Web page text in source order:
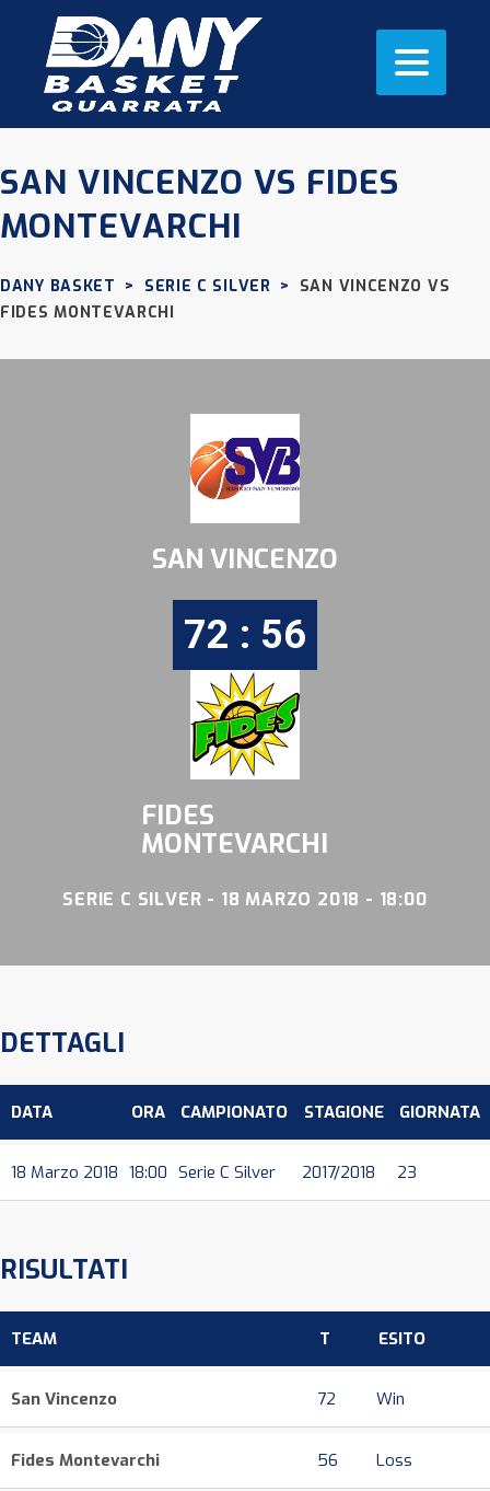
SAN VINCENZO VS FIDES
MONTEVARCHI
DANY BASKET > SERIE C SILVER >
SAN VINCENZO VS
FIDES MONTEVARCHI
SAN VINCENZO
72 : 56
FIDES
MONTEVARCHI
SERIE C SILVER - 18 MARZO 2018 - 18:00
DETTAGLI
DATA ORA CAMPIONATO STAGIONE GIORNATA
18 Marzo 2018 18:00 Serie C Silver 2017/2018 23
RISULTATI
TEAM T ESITO
San Vincenzo 72 Win
Fides Montevarchi 56 Loss